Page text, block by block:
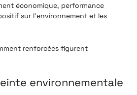
économique, performance
sur l'environnement et les
renforcées figurent
environnementale